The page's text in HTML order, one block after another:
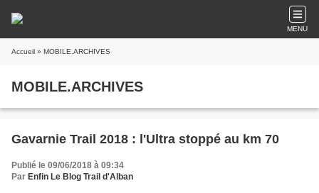
MENU
Accueil » MOBILE.ARCHIVES
MOBILE.ARCHIVES
Gavarnie Trail 2018 : l'Ultra stoppé au km 70
Publié le 09/06/2018 à 09:34
Par Enfin Le Blog Trail d'Alban